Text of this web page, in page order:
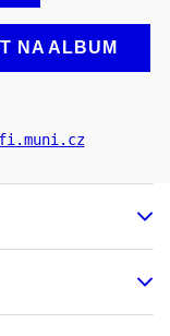
NA ALBUM
.muni.cz